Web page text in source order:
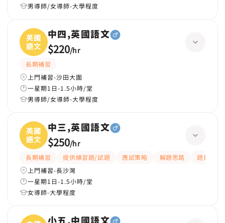
男導師/女導師-大學程度
英國
語文
中四,英國語文
$220/hr
長期補習
上門補習-沙田大圍
一星期1日-1.5小時/堂
男導師/女導師-大學程度
英國
語文
中三,英國語文
$250/hr
長期補習 提供練習題/試題 應試策略 解題思路
題目講解
上門補習-長沙灣
一星期1日-1.5小時/堂
女導師-大學程度